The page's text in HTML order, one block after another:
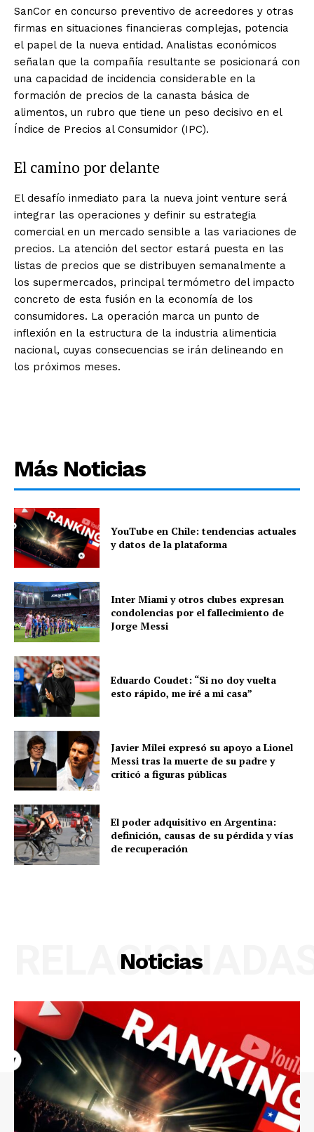
SanCor en concurso preventivo de acreedores y otras
firmas en situaciones financieras complejas, potencia
el papel de la nueva entidad. Analistas económicos
señalan que la compañía resultante se posicionará con
una capacidad de incidencia considerable en la
formación de precios de la canasta básica de
alimentos, un rubro que tiene un peso decisivo en el
Índice de Precios al Consumidor (IPC).
El camino por delante
El desafío inmediato para la nueva joint venture será
integrar las operaciones y definir su estrategia
comercial en un mercado sensible a las variaciones de
precios. La atención del sector estará puesta en las
listas de precios que se distribuyen semanalmente a
los supermercados, principal termómetro del impacto
concreto de esta fusión en la economía de los
consumidores. La operación marca un punto de
inflexión en la estructura de la industria alimenticia
nacional, cuyas consecuencias se irán delineando en
los próximos meses.
Más Noticias
YouTube en Chile: tendencias actuales
y datos de la plataforma
Inter Miami y otros clubes expresan
condolencias por el fallecimiento de
Jorge Messi
Eduardo Coudet: “Si no doy vuelta
esto rápido, me iré a mi casa”
Javier Milei expresó su apoyo a Lionel
Messi tras la muerte de su padre y
criticó a figuras públicas
El poder adquisitivo en Argentina:
definición, causas de su pérdida y vías
de recuperación
Noticias